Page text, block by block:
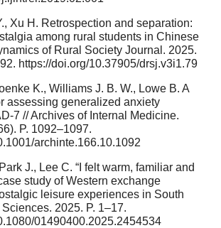
Xu H. Retrospection and separation:
among rural students in Chinese
of Rural Society Journal. 2025.
https://doi.org/10.37905/drsj.v3i1.79
K., Williams J. B. W., Lowe B. A
assessing generalized anxiety
7 // Archives of Internal Medicine.
P. 1092–1097.
archinte.166.10.1092
J., Lee C. “I felt warm, familiar and
study of Western exchange
leisure experiences in South
2025. P. 1–17.
01490400.2025.2454534